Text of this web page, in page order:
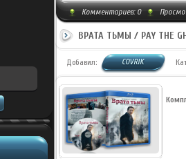
Комментариев: 0
ВРАТА ТЬМЫ / PAY THE
Добавил: COVRIK